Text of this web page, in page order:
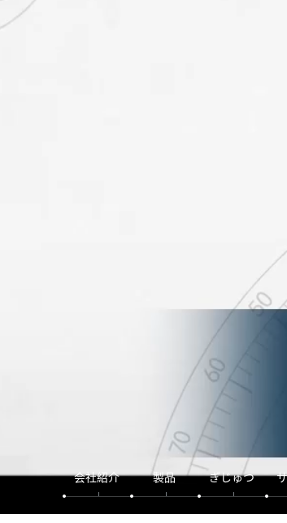
会社紹介 製品 ぎじゅつ